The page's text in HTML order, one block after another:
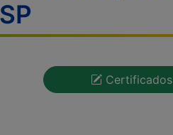
Certificados